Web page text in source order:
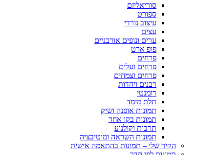
סוריאליזם
ספורט
עיצוב נורדי
עצים
ערים ונופים אורבניים
פופ ארט
פרחים
פרחים ועלים
פרחים וצמחים
רבנים ויהדות
רומנטי
תלת מימד
תמונות אופנה ושיק
תמונות בקו אחד
תרבות וקולנוע
תמונות השראה ומוטיבציה
הקיר שלי – תמונות בהתאמה אישית